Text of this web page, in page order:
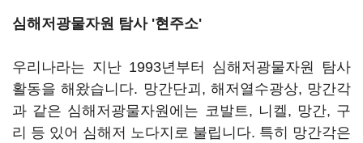
심해저광물자원 탐사 '현주소'
우리나라는 지난 1993년부터 심해저광물자원 탐사
활동을 해왔습니다. 망간단괴, 해저열수광상, 망간각
과 같은 심해저광물자원에는 코발트, 니켈, 망간, 구
리 등 있어 심해저 노다지로 불립니다. 특히 망간각은